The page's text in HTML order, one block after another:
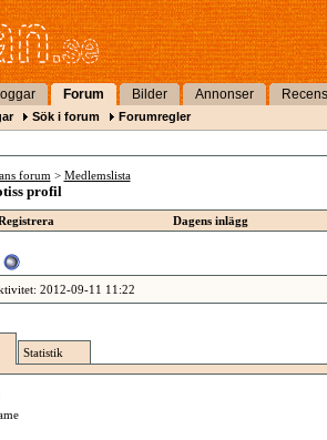
Forum Bilder Annonser
Sök i forum Forumregler
forum > Medlemslista
profil
Dagens inlägg
2012-09-11 11:22
Statistik